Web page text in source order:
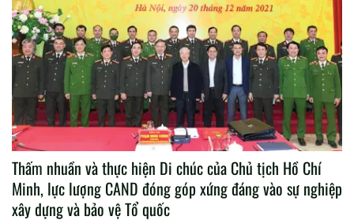
Thấm nhuần và thực hiện Di chúc của Chủ tịch Hồ Chí
Minh, lực lượng CAND đóng góp xứng đáng vào sự nghiệp
xây dựng và bảo vệ Tổ quốc